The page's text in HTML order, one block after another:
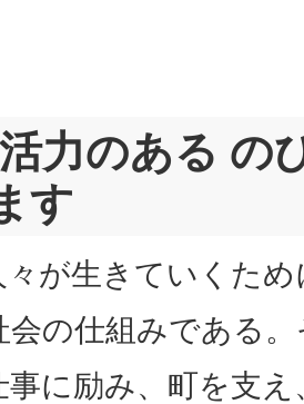
力のある の
す
々が生きていくた
会の仕組みである
事に励み、町を支